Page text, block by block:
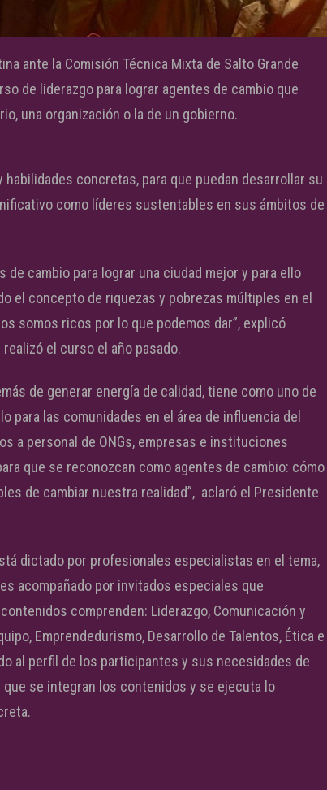
ante la Comisión Técnica Mixta de Salto Grande
de liderazgo para lograr agentes de cambio que
una organización o la de un gobierno.
concretas, para que puedan desarrollar su
como líderes sustentables en sus ámbitos de
cambio para lograr una ciudad mejor y para ello
el concepto de riquezas y pobrezas múltiples en el
somos ricos por lo que podemos dar”, explicó
el curso el año pasado.
de generar energía de calidad, tiene como uno de
las comunidades en el área de influencia del
a personal de ONGs, empresas e instituciones
que se reconozcan como agentes de cambio: cómo
de cambiar nuestra realidad”, aclaró el Presidente
dictado por profesionales especialistas en el tema,
acompañado por invitados especiales que
comprenden: Liderazgo, Comunicación y
Emprendedurismo, Desarrollo de Talentos, Ética e
al perfil de los participantes y sus necesidades de
se integran los contenidos y se ejecuta lo